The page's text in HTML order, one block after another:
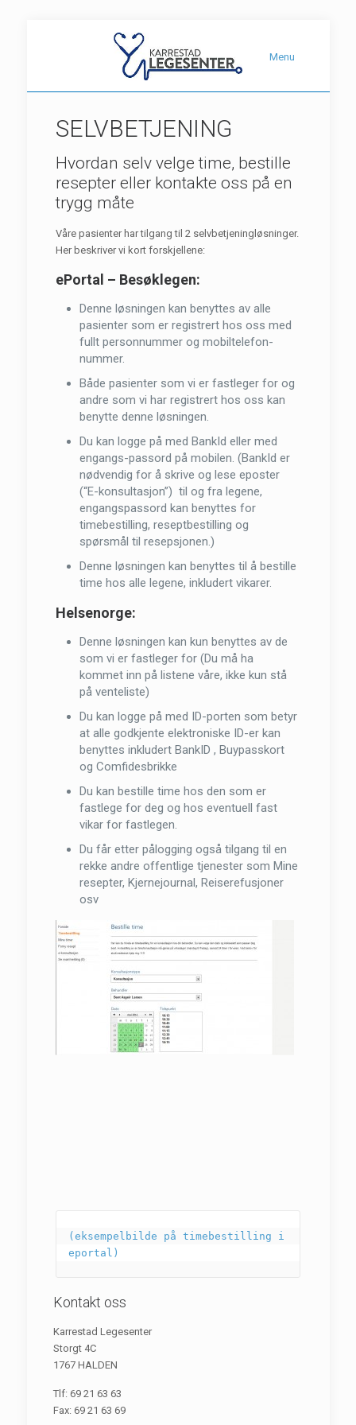
Menu
SELVBETJENING
Hvordan selv velge time, bestille
resepter eller kontakte oss på en
trygg måte
Våre pasienter har tilgang til 2 selvbetjeningløsninger.
Her beskriver vi kort forskjellene:
ePortal – Besøklegen:
Denne løsningen kan benyttes av alle
pasienter som er registrert hos oss med
fullt personnummer og mobiltelefon-
nummer.
Både pasienter som vi er fastleger for og
andre som vi har registrert hos oss kan
benytte denne løsningen.
Du kan logge på med BankId eller med
engangs-passord på mobilen. (BankId er
nødvendig for å skrive og lese eposter
(“E-konsultasjon”) til og fra legene,
engangspassord kan benyttes for
timebestilling, reseptbestilling og
spørsmål til resepsjonen.)
Denne løsningen kan benyttes til å bestille
time hos alle legene, inkludert vikarer.
Helsenorge:
Denne løsningen kan kun benyttes av de
som vi er fastleger for (Du må ha
kommet inn på listene våre, ikke kun stå
på venteliste)
Du kan logge på med ID-porten som betyr
at alle godkjente elektroniske ID-er kan
benyttes inkludert BankID , Buypasskort
og Comfidesbrikke
Du kan bestille time hos den som er
fastlege for deg og hos eventuell fast
vikar for fastlegen.
Du får etter pålogging også tilgang til en
rekke andre offentlige tjenester som Mine
resepter, Kjernejournal, Reiserefusjoner
osv
(eksempelbilde på timebestilling i
eportal)
Kontakt oss
Karrestad Legesenter
Storgt 4C
1767 HALDEN
Tlf: 69 21 63 63
Fax: 69 21 63 69